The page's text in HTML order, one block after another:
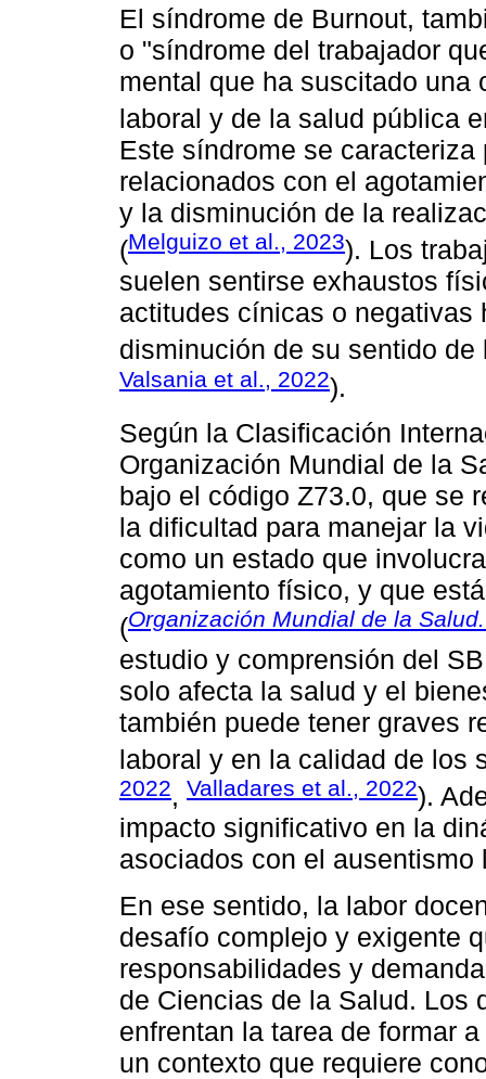
El síndrome de Burnout,
o "síndrome del trabajador
mental que ha suscitado una
laboral y de la salud pública
Este síndrome se
relacionados con el
y la disminución de la
(Melguizo et al., 2023). Los
suelen sentirse exhaustos
actitudes cínicas o negativas
disminución de su sentido
Valsania et al., 2022).
Según la Clasificación
Organización Mundial de la
bajo el código Z73.0, que se
la dificultad para manejar la
como un estado que
agotamiento físico, y que
(Organización Mundial de la
estudio y comprensión del
solo afecta la salud y el
también puede tener graves
laboral y en la calidad de los
2022, Valladares et al., 2022).
impacto significativo en la
asociados con el
En ese sentido, la labor
desafío complejo y exigente
responsabilidades y
de Ciencias de la Salud. Los
enfrentan la tarea de formar
un contexto que requiere